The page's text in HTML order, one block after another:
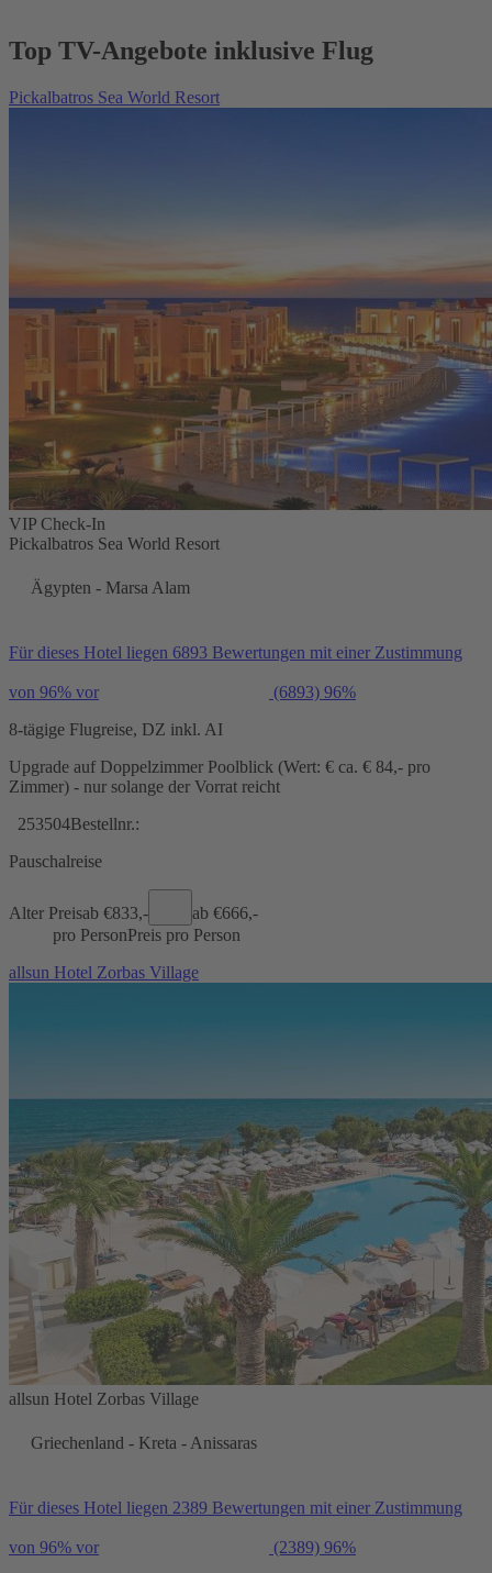
Top TV-Angebote inklusive Flug
Pickalbatros Sea World Resort
VIP Check-In
Pickalbatros Sea World Resort
Ägypten - Marsa Alam
Für dieses Hotel liegen 6893 Bewertungen mit einer Zustimmung
von 96% vor (6893) 96%
8-tägige Flugreise, DZ inkl. AI
Upgrade auf Doppelzimmer Poolblick (Wert: € ca. € 84,- pro
Zimmer) - nur solange der Vorrat reicht
253504Bestellnr.:
Pauschalreise
Alter Preisab €833,- ab €666,-
pro PersonPreis pro Person
allsun Hotel Zorbas Village
allsun Hotel Zorbas Village
Griechenland - Kreta - Anissaras
Für dieses Hotel liegen 2389 Bewertungen mit einer Zustimmung
von 96% vor (2389) 96%